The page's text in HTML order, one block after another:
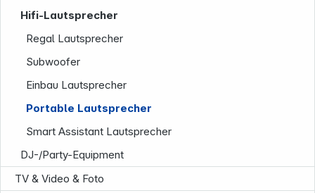
Hifi-Lautsprecher
Regal Lautsprecher
Subwoofer
Einbau Lautsprecher
Portable Lautsprecher
Smart Assistant Lautsprecher
DJ-/Party-Equipment
TV & Video & Foto